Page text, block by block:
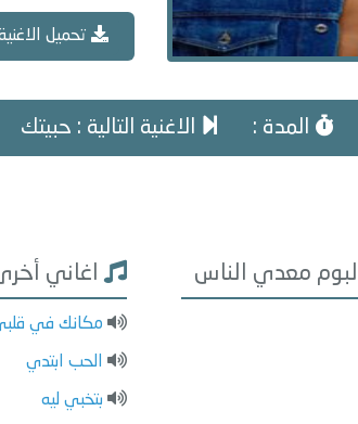
تحميل
المدة : الاغنية التالية : حبيتك
معدي الناس اغاني
مكانك في
الحب ابتدي
بتخبي ليه